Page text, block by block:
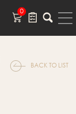
0
BACK TO LIST